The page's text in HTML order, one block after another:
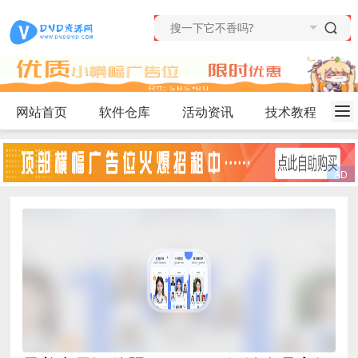
网站首页 软件仓库 活动资讯 技术教程